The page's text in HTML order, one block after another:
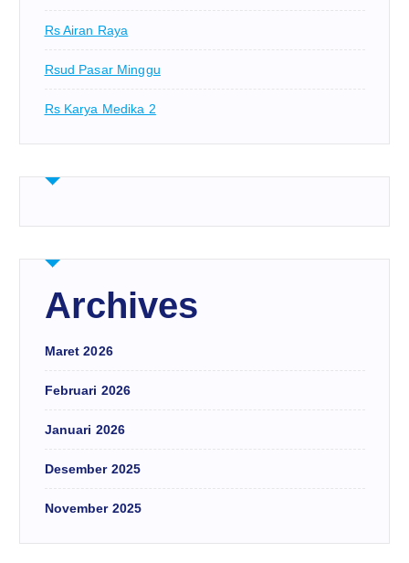
Rs Airan Raya
Rsud Pasar Minggu
Rs Karya Medika 2
Archives
Maret 2026
Februari 2026
Januari 2026
Desember 2025
November 2025